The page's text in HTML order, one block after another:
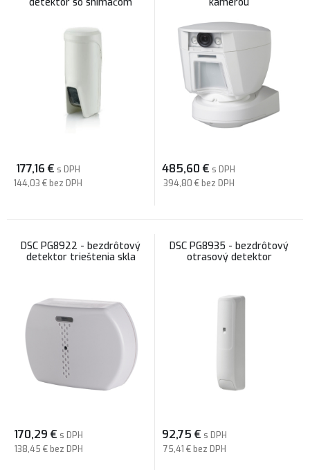
177,16 € s DPH
144,03 € bez DPH
485,60 € s DPH
394,80 € bez DPH
DSC PG8922 - bezdrôtový
detektor trieštenia skla
170,29 € s DPH
138,45 € bez DPH
DSC PG8935 - bezdrôtový
otrasový detektor
92,75 € s DPH
75,41 € bez DPH